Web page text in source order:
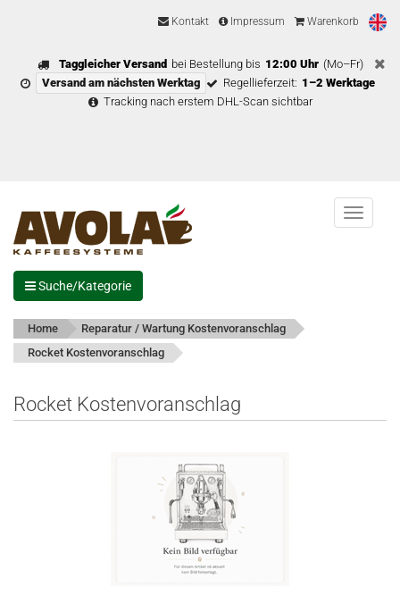
Kontakt Impressum Warenkorb
Taggleicher Versand bei Bestellung bis 12:00 Uhr (Mo–Fr)
Versand am nächsten Werktag
Regellieferzeit: 1–2 Werktage
Tracking nach erstem DHL-Scan sichtbar
Menu
Suche/Kategorie
Home
Reparatur / Wartung Kostenvoranschlag
Rocket Kostenvoranschlag
Rocket Kostenvoranschlag